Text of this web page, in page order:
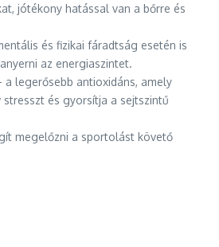
jótékony hatással van a bőrre és
és fizikai fáradtság esetén is
az energiaszintet.
a legerősebb antioxidáns, amely
stresszt és gyorsítja a sejtszintű
megelőzni a sportolást követő